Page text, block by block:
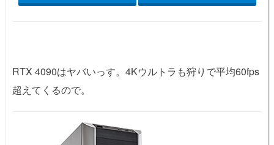
RTX 4090はヤバいっす。4Kウルトラも狩りで平均60fps
超えてくるので。